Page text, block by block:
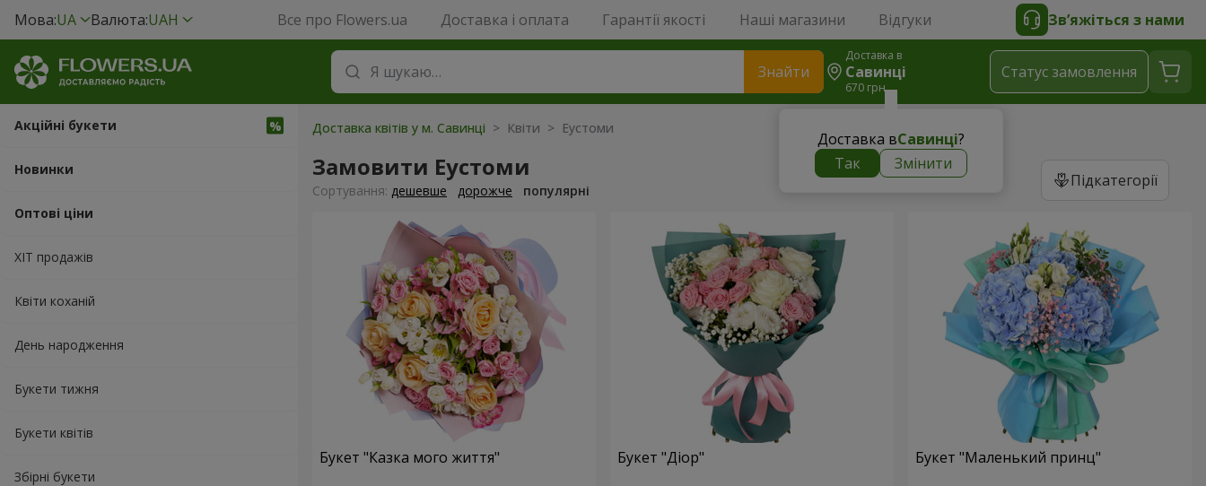
Мова:UA Валюта:UAH Все про Flowers.ua Доставка і оплата Гарантії якості Наші магазини Відгуки Зв’яжіться з нами
Знайти
Доставка в
Савинці
670 грн
Доставка вСавинці?
Так
Змінити
Статус замовлення
Акційні букети
Новинки
Оптові ціни
ХІТ продажів
Квіти коханій
День народження
Букети тижня
Букети квітів
Збірні букети
Доставка квітів у м. Савинці > Квіти > Еустоми
Замовити Еустоми Підкатегорії
Сортування: дешевше дорожче популярні
Букет "Казка мого життя" Букет "Діор" Букет "Маленький принц"